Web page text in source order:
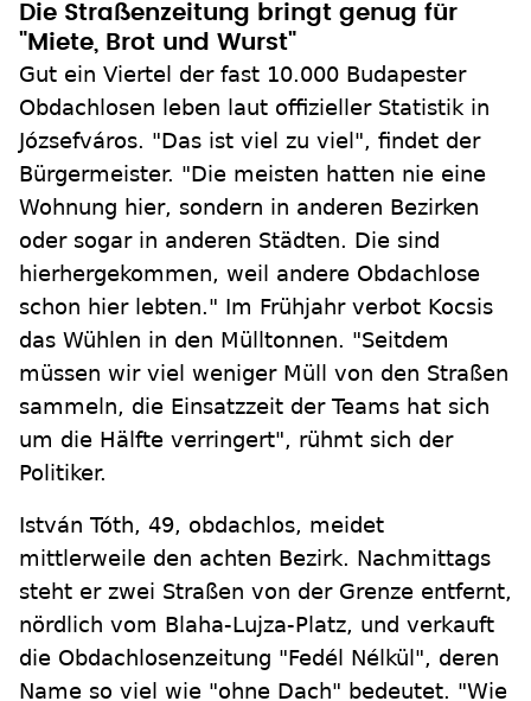
Die Straßenzeitung bringt genug für
"Miete, Brot und Wurst"
Gut ein Viertel der fast 10.000 Budapester
Obdachlosen leben laut offizieller Statistik in
Józsefváros. "Das ist viel zu viel", findet der
Bürgermeister. "Die meisten hatten nie eine
Wohnung hier, sondern in anderen Bezirken
oder sogar in anderen Städten. Die sind
hierhergekommen, weil andere Obdachlose
schon hier lebten." Im Frühjahr verbot Kocsis
das Wühlen in den Mülltonnen. "Seitdem
müssen wir viel weniger Müll von den Straßen
sammeln, die Einsatzzeit der Teams hat sich
um die Hälfte verringert", rühmt sich der
Politiker.
István Tóth, 49, obdachlos, meidet
mittlerweile den achten Bezirk. Nachmittags
steht er zwei Straßen von der Grenze entfernt,
nördlich vom Blaha-Lujza-Platz, und verkauft
die Obdachlosenzeitung "Fedél Nélkül", deren
Name so viel wie "ohne Dach" bedeutet. "Wie